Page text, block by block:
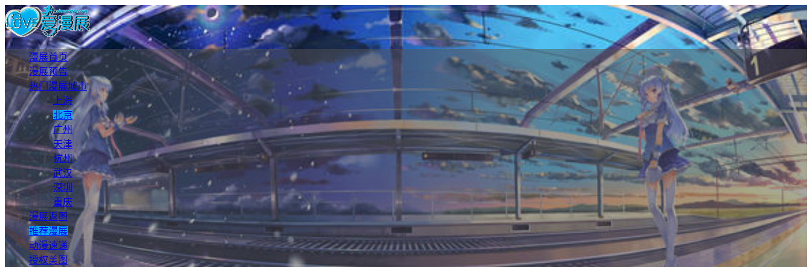
漫展首页
漫展预告
热门漫展城市
上海
北京
广州
天津
杭州
武汉
深圳
重庆
漫展返图
推荐漫展
动漫速递
授权美图